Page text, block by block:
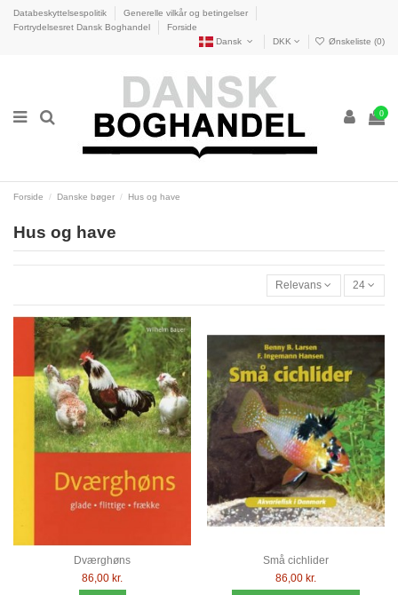
Databeskyttelsespolitik
Generelle vilkår og betingelser
Fortrydelsesret Dansk Boghandel
Forside
Dansk
DKK Ønskeliste (0)
0
Forside Danske bøger Hus og have
Hus og have
Relevans 24
Dværghøns
86,00 kr.
Små cichlider
86,00 kr.